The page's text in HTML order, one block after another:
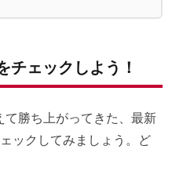
チェックしよう！
勝ち上がってきた、最新
ックしてみましょう。ど